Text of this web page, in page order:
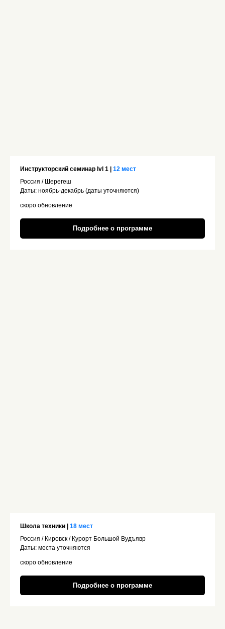
Инструкторский семинар lvl 1 | 12 мест
Россия / Шерегеш
Даты: ноябрь-декабрь (даты уточняются)
скоро обновление
Подробнее о программе
Школа техники | 18 мест
Россия / Кировск / Курорт Большой Вудъявр
Даты: места уточняются
скоро обновление
Подробнее о программе